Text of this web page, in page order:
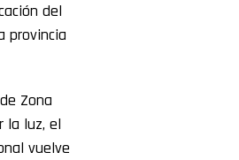
del
provincia
Zona
la luz, el
vuelve